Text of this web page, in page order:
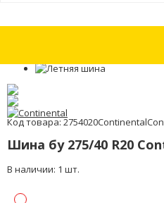
Код товара:
Шина бу 275/40 R20
В наличии: 1 шт.